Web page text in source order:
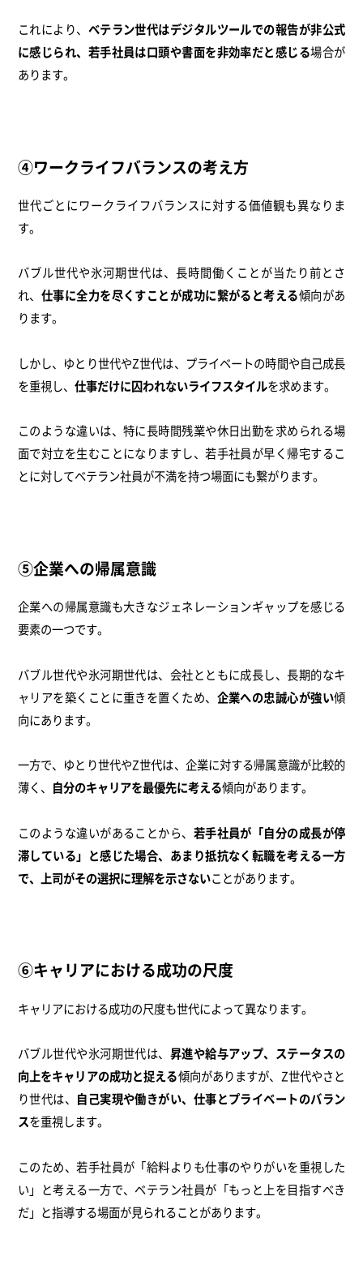
これにより、 ベテラン世代はデジタルツールでの報告が非公式
に感じられ、若手社員は口頭や書面を非効率だと感じる場合が
あります。
④ワークライフバランスの考え方
世代ごとにワークライフバランスに対する価値観も異なりま
す。
バブル世代や氷河期世代は、長時間働くことが当たり前とさ
れ、 仕事に全力を尽くすことが成功に繋がると考える傾向があ
ります。
しかし、ゆとり世代やZ世代は、プライベートの時間や自己成長
を重視し、 仕事だけに囚われないライフスタイルを求めます。
このような違いは、特に長時間残業や休日出勤を求められる場
面で対立を生むことになりますし、若手社員が早く帰宅するこ
とに対してベテラン社員が不満を持つ場面にも繋がります。
⑤企業への帰属意識
企業への帰属意識も大きなジェネレーションギャップを感じる
要素の一つです。
バブル世代や氷河期世代は、会社とともに成長し、長期的なキ
ャリアを築くことに重きを置くため、 企業への忠誠心が強い傾
向にあります。
一方で、ゆとり世代やZ世代は、企業に対する帰属意識が比較的
薄く、 自分のキャリアを最優先に考える傾向があります。
このような違いがあることから、 若手社員が「自分の成長が停
滞している」と感じた場合、あまり抵抗なく転職を考える一方
で、上司がその選択に理解を示さないことがあります。
⑥キャリアにおける成功の尺度
キャリアにおける成功の尺度も世代によって異なります。
バブル世代や氷河期世代は、 昇進や給与アップ、ステータスの
向上をキャリアの成功と捉える傾向がありますが、Z世代やさと
り世代は、 自己実現や働きがい、仕事とプライベートのバラン
スを重視します。
このため、若手社員が「給料よりも仕事のやりがいを重視した
い」と考える一方で、ベテラン社員が「もっと上を目指すべき
だ」と指導する場面が見られることがあります。